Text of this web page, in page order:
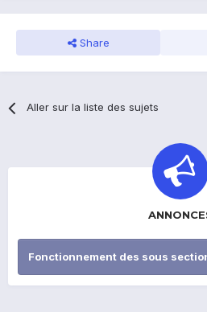
Share
Aller sur la liste des sujets
Fonctionnement des sous